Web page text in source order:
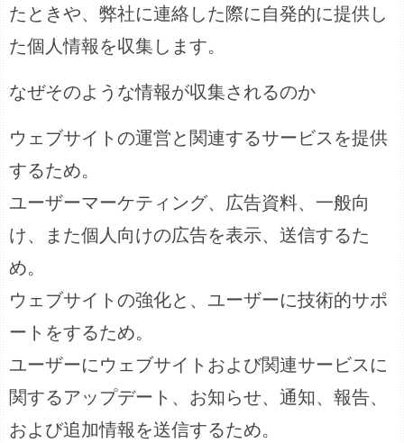
たときや、弊社に連絡した際に自発的に提供し
た個人情報を収集します。
なぜそのような情報が収集されるのか
ウェブサイトの運営と関連するサービスを提供
するため。
ユーザーマーケティング、広告資料、一般向
け、また個人向けの広告を表示、送信するた
め。
ウェブサイトの強化と、ユーザーに技術的サポ
ートをするため。
ユーザーにウェブサイトおよび関連サービスに
関するアップデート、お知らせ、通知、報告、
および追加情報を送信するため。